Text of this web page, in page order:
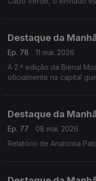
Destaque da
Ep. 78
11 mai. 2026
A 2.ª edição da Bienal
oficialmente na capital
Destaque da
Ep. 77
08 mai. 2026
Relatório de Anatomia